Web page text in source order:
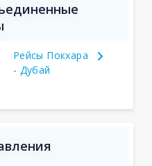
Рейсы Покхара
- Дубай